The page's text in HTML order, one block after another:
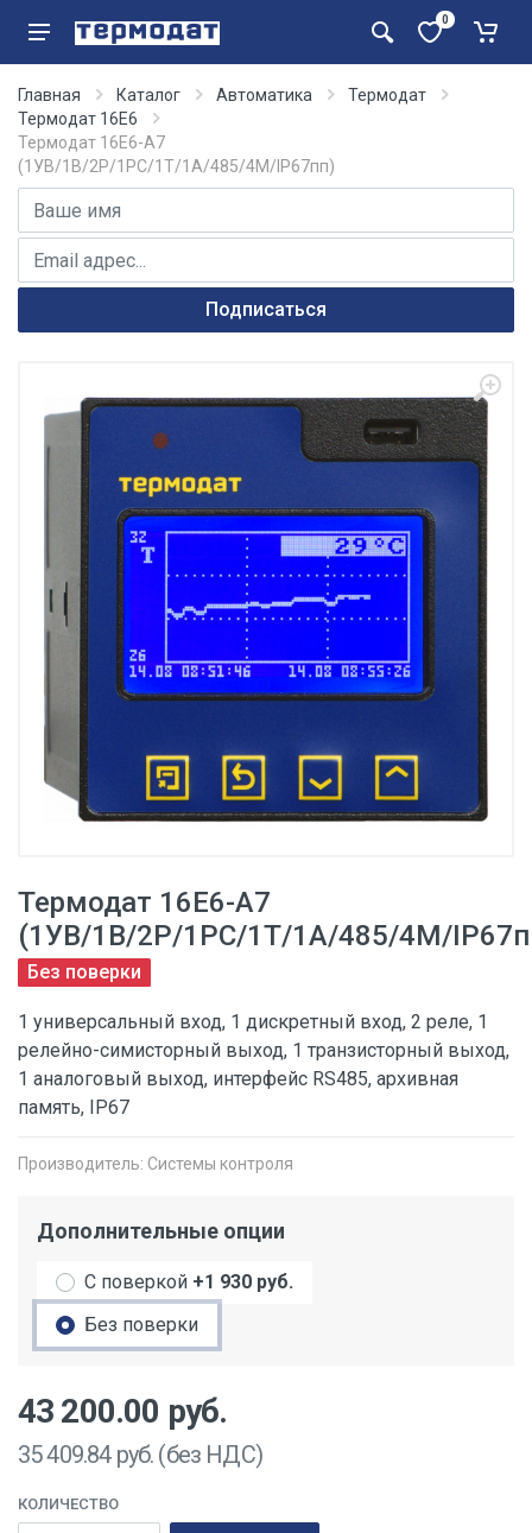
0
Главная Каталог Автоматика
Термодат
Термодат 16Е6
Термодат 16E6-А7
(1УВ/1В/2Р/1РС/1Т/1А/485/4М/IP67пп)
Имя
E-mail адрес
Подписаться
Термодат 16E6-А7
(1УВ/1В/2Р/1РС/1Т/1А/485/4М/
Без поверки
1 универсальный вход, 1 дискретный вход, 2 реле, 1
релейно-симисторный выход, 1 транзисторный выход,
1 аналоговый выход, интерфейс RS485, архивная
память, IP67
Производитель: Системы контроля
Дополнительные опции
С поверкой +1 930 руб.
Без поверки
43 200.00 руб.
35 409.84 руб. (без НДС)
КОЛИЧЕСТВО